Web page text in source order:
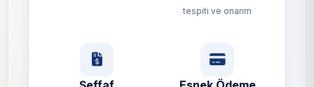
tespiti ve onarım